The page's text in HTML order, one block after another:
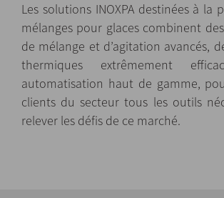
Les solutions INOXPA destinées à la
mélanges pour glaces combinent
de mélange et d’agitation avancés,
thermiques extrêmement
automatisation haut de gamme,
clients du secteur tous les outils
relever les défis de ce marché.